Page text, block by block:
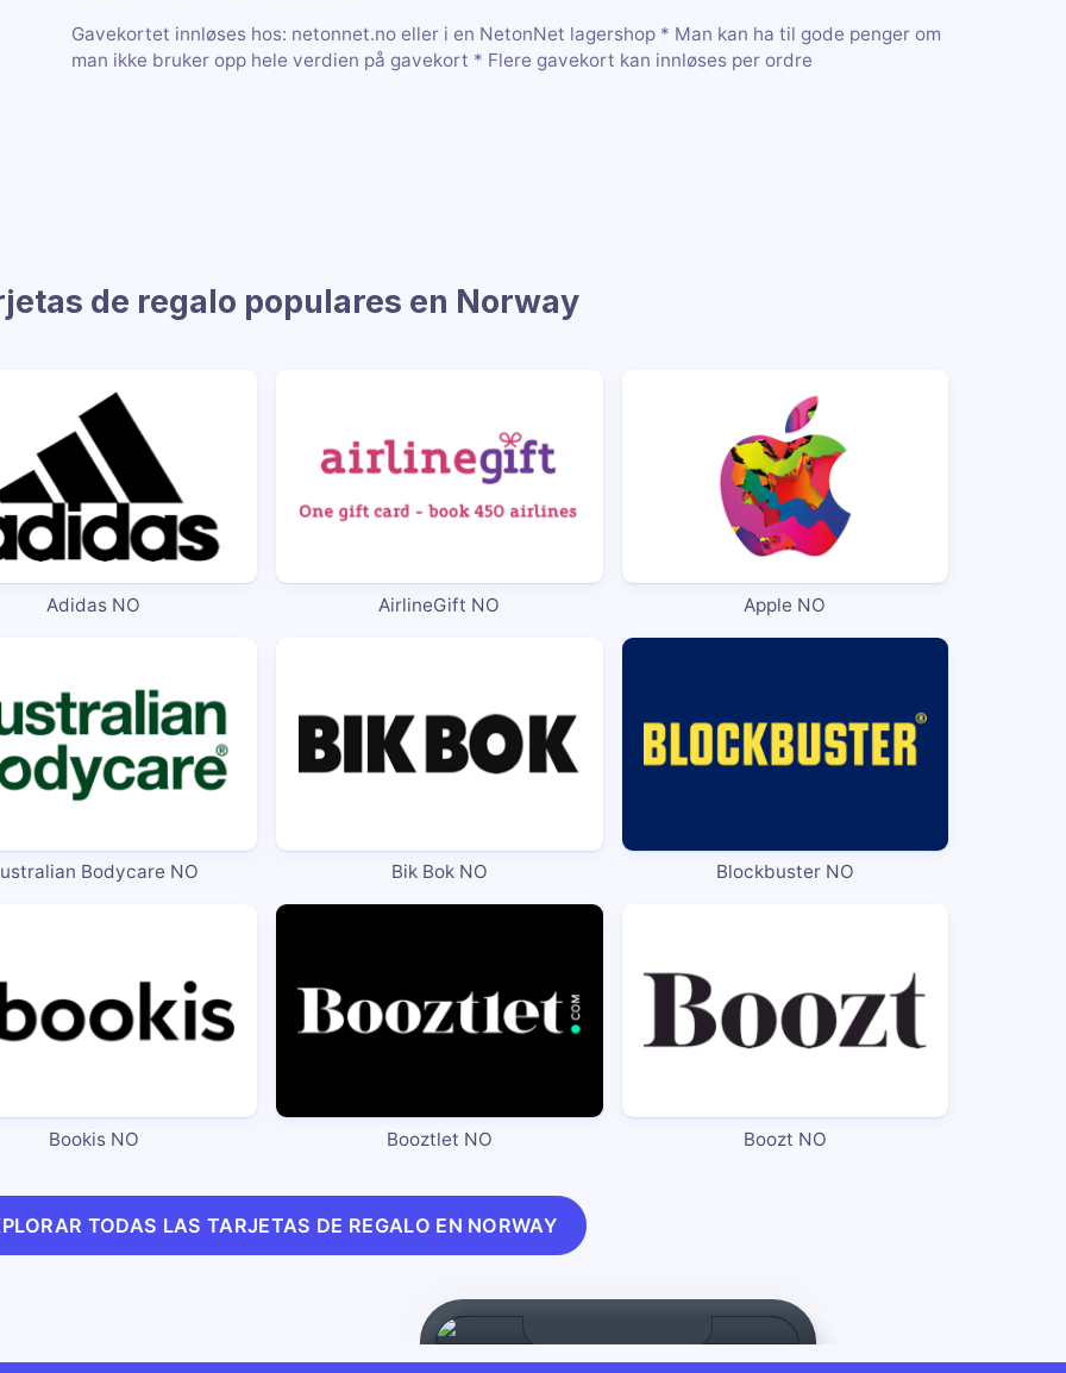
Gavekortet innløses hos: netonnet.no eller i en NetonNet lagershop * Man kan ha til gode penger om
man ikke bruker opp hele verdien på gavekort * Flere gavekort kan innløses per ordre
de regalo populares en Norway
Adidas NO AirlineGift NO Apple NO
Bodycare NO Bik Bok NO Blockbuster NO
Bookis NO Booztlet NO Boozt NO
TODAS LAS TARJETAS DE REGALO EN NORWAY